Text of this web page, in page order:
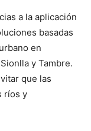
a la aplicación
basadas
en
y Tambre.
que las
ríos y